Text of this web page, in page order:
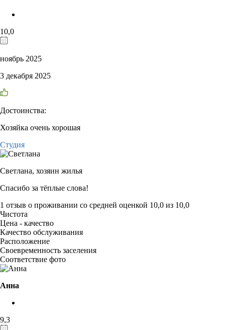
10,0
ноябрь 2025
3 декабря 2025
Достоинства:
Хозяйка очень хорошая
Студия
Светлана, хозяин жилья
Спасибо за тёплые слова!
1 отзыв о проживании со средней оценкой 10,0 из 10,0
Чистота
Цена - качество
Качество обслуживания
Расположение
Своевременность заселения
Соответствие фото
Анна
9,3